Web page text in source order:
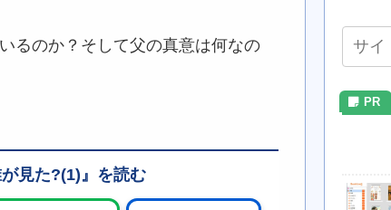
るのか？そして父の真意は何なの
見た?(1)